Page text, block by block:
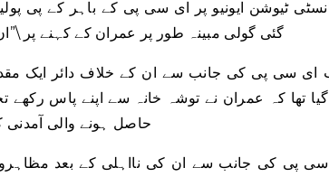
2022 کو کانسٹی ٹیوشن ایونیو پر ای سی پی کے باہر
گئی گولی مبینہ طور پر عمران کے کہنے پر
ای سی پی کی جانب سے ان کے خلاف دائر ایک
گیا تھا کہ عمران نے توشہ خانہ سے اپنے پاس
حاصل ہونے والی آمدنی
پی کی جانب سے ان کی نااہلی کے بعد